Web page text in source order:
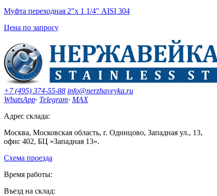
Муфта переходная 2"х 1 1/4" AISI 304
Цена по запросу
+7 (495) 374-55-88 info@nerzhaveyka.ru
WhatsApp· Telegram· MAX
Адрес склада:
Москва, Московская область, г. Одинцово, Западная ул., 13,
офис 402, БЦ «Западная 13».
Схема проезда
Время работы:
Въезд на склад: